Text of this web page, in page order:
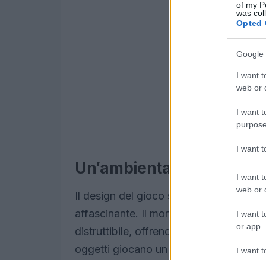
of my
was
Opted
Google
I want
web or
I want
I want
I want
web or
I want
or app.
I want
Un’ambientazione
Il design del gioco si ispira agli anni
affascinante. Il mondo di
Deliver At
distruttibile, offrendo ai giocatori
oggetti giocano un ruolo